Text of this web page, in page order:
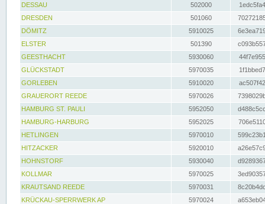
DESSAU
502000
DRESDEN
501060
DÖMITZ
5910025
ELSTER
501390
GEESTHACHT
5930060
GLÜCKSTADT
5970035
GORLEBEN
5910020
GRAUERORT REEDE
5970026
HAMBURG ST. PAULI
5952050
HAMBURG-HARBURG
5952025
HETLINGEN
5970010
HITZACKER
5920010
HOHNSTORF
5930040
KOLLMAR
5970025
KRAUTSAND REEDE
5970031
KRÜCKAU-SPERRWERK AP
5970024